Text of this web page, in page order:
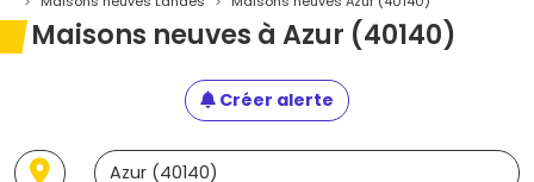
Maisons neuves à Azur (40140)
Créer alerte